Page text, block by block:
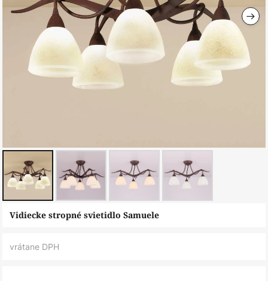
Preskočiť
Vidiecke stropné svietidlo Samuele
vrátane DPH